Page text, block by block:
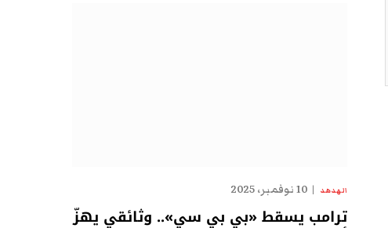
الهدهد 10 نوفمبر، 2025
ترامب يسقط «بي بي سي».. وثائقي يهزّ